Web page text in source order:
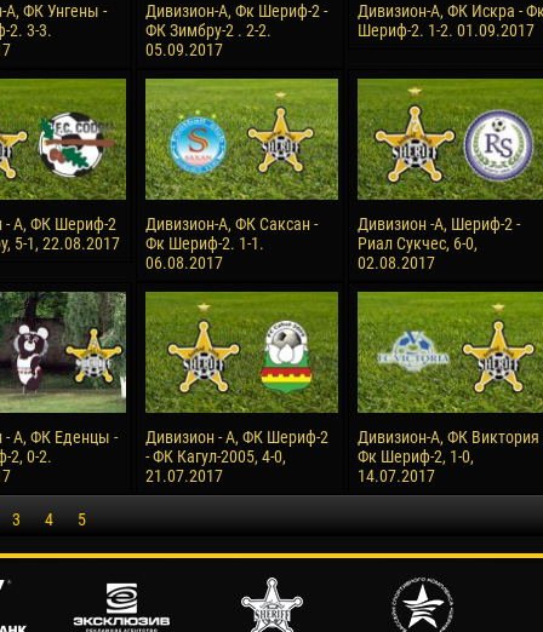
А, ФК Унгены -
2. 3-3.
Дивизион-А, Фк Шериф-2 -
ФК Зимбру-2 . 2-2.
05.09.2017
Дивизион-А, ФК Искра -
Шериф-2. 1-2. 01.09.2017
- А, ФК Шериф-2
5-1, 22.08.2017
Дивизион-А, ФК Саксан -
Фк Шериф-2. 1-1.
06.08.2017
Дивизион -А, Шериф-2 -
Риал Сукчес, 6-0,
02.08.2017
- А, ФК Еденцы -
2, 0-2.
Дивизион - А, ФК Шериф-2
- ФК Кагул-2005, 4-0,
21.07.2017
Дивизион-А, ФК Виктория
Фк Шериф-2, 1-0,
14.07.2017
3 4 5